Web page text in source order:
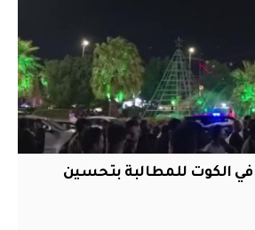
في الكوت للمطالبة بتحسين